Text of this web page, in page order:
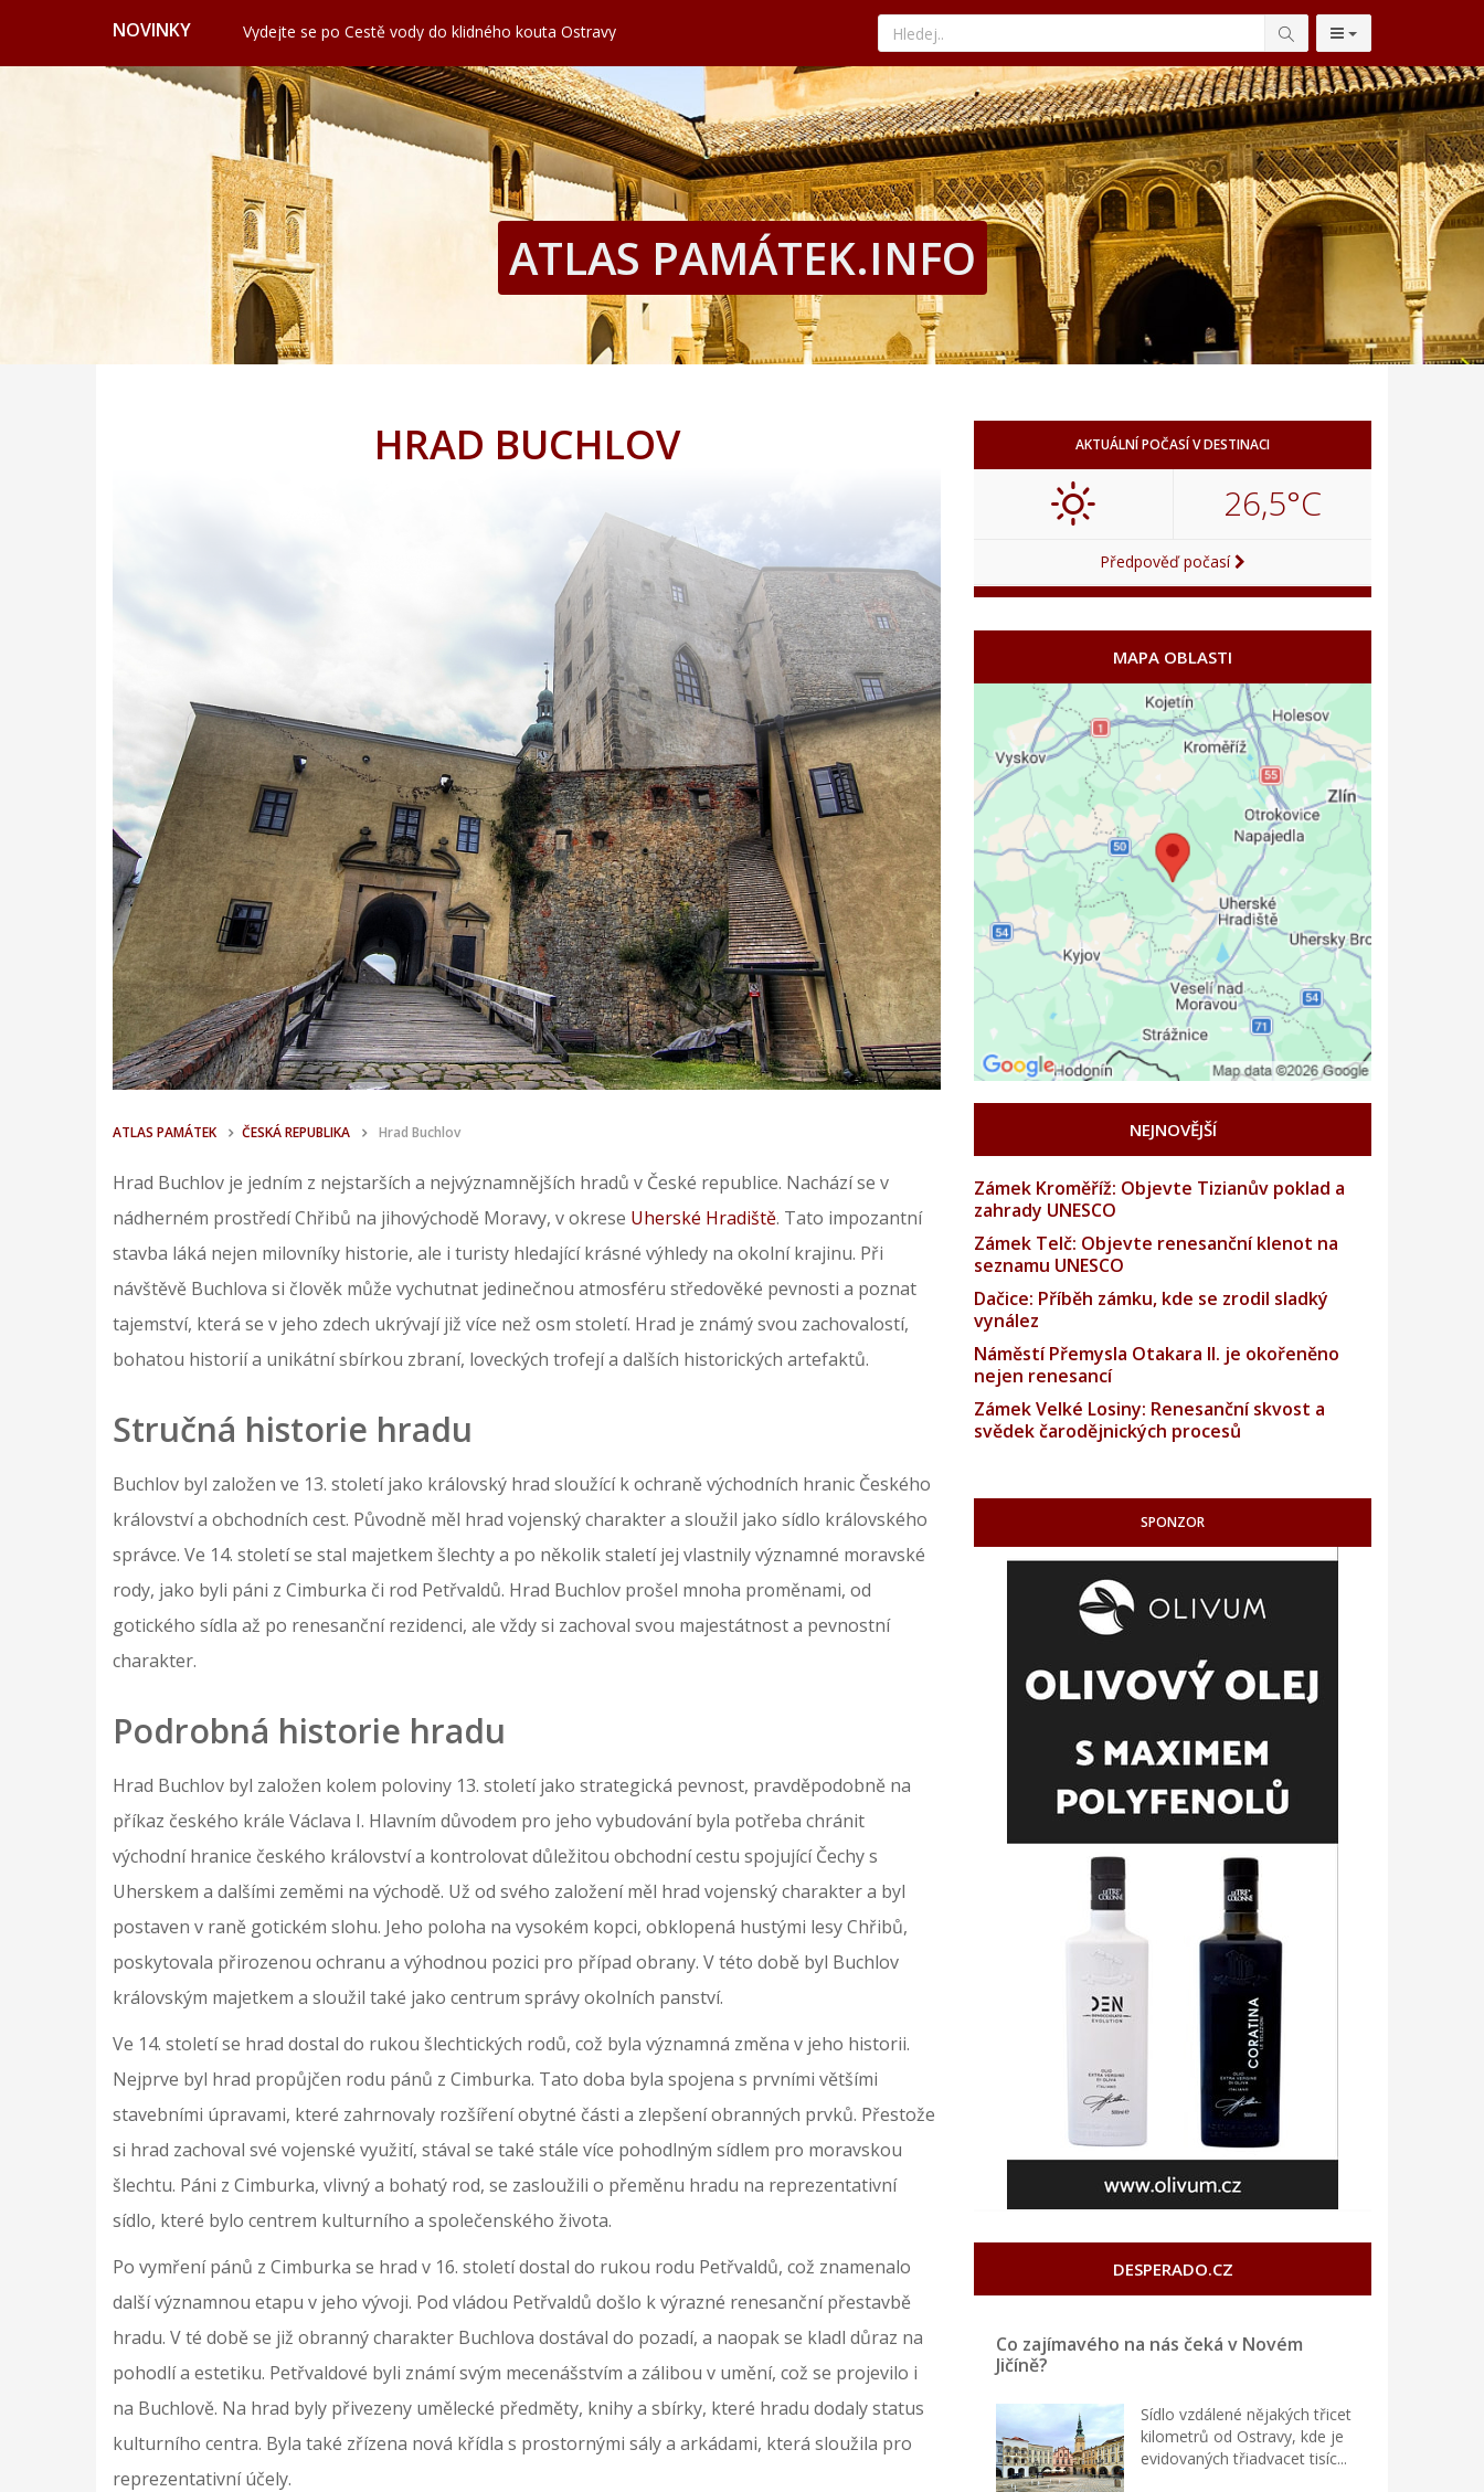
NOVINKY
Vydejte se po Cestě vody do klidného kouta Ostravy
Cervione: Skrytý balkon Korsiky nad tyrkysovým mořem
Ekonomické cestování: Kdy a kde hledat ty nejvýhodnější nabídky
Svatojánská věž ve Frýdku nabízí výhled, historii i současné umění
Nashville: Hudební srdce Ameriky
Vydejte se po Cestě vody do klidného kouta Ostravy
Valencie: Město, kde futurismus potkává tradici a nejlepší paellu
Cervione: Skrytý balkon Korsiky nad tyrkysovým mořem
Ekonomické cestování: Kdy a kde hledat ty nejvýhodnější nabídkyATLAS PAMÁTEK.INFO
HRAD BUCHLOV
ATLAS PAMÁTEK ČESKÁ REPUBLIKA Hrad Buchlov
Hrad Buchlov je jedním z nejstarších a nejvýznamnějších hradů v České republice. Nachází se v
nádherném prostředí Chřibů na jihovýchodě Moravy, v okrese Uherské Hradiště. Tato impozantní
stavba láká nejen milovníky historie, ale i turisty hledající krásné výhledy na okolní krajinu. Při
návštěvě Buchlova si člověk může vychutnat jedinečnou atmosféru středověké pevnosti a poznat
tajemství, která se v jeho zdech ukrývají již více než osm století. Hrad je známý svou zachovalostí,
bohatou historií a unikátní sbírkou zbraní, loveckých trofejí a dalších historických artefaktů.
Stručná historie hradu
Buchlov byl založen ve 13. století jako královský hrad sloužící k ochraně východních hranic Českého
království a obchodních cest. Původně měl hrad vojenský charakter a sloužil jako sídlo královského
správce. Ve 14. století se stal majetkem šlechty a po několik staletí jej vlastnily významné moravské
rody, jako byli páni z Cimburka či rod Petřvaldů. Hrad Buchlov prošel mnoha proměnami, od
gotického sídla až po renesanční rezidenci, ale vždy si zachoval svou majestátnost a pevnostní
charakter.
Podrobná historie hradu
Hrad Buchlov byl založen kolem poloviny 13. století jako strategická pevnost, pravděpodobně na
příkaz českého krále Václava I. Hlavním důvodem pro jeho vybudování byla potřeba chránit
východní hranice českého království a kontrolovat důležitou obchodní cestu spojující Čechy s
Uherskem a dalšími zeměmi na východě. Už od svého založení měl hrad vojenský charakter a byl
postaven v raně gotickém slohu. Jeho poloha na vysokém kopci, obklopená hustými lesy Chřibů,
poskytovala přirozenou ochranu a výhodnou pozici pro případ obrany. V této době byl Buchlov
královským majetkem a sloužil také jako centrum správy okolních panství.
Ve 14. století se hrad dostal do rukou šlechtických rodů, což byla významná změna v jeho historii.
Nejprve byl hrad propůjčen rodu pánů z Cimburka. Tato doba byla spojena s prvními většími
stavebními úpravami, které zahrnovaly rozšíření obytné části a zlepšení obranných prvků. Přestože
si hrad zachoval své vojenské využití, stával se také stále více pohodlným sídlem pro moravskou
šlechtu. Páni z Cimburka, vlivný a bohatý rod, se zasloužili o přeměnu hradu na reprezentativní
sídlo, které bylo centrem kulturního a společenského života.
Po vymření pánů z Cimburka se hrad v 16. století dostal do rukou rodu Petřvaldů, což znamenalo
další významnou etapu v jeho vývoji. Pod vládou Petřvaldů došlo k výrazné renesanční přestavbě
hradu. V té době se již obranný charakter Buchlova dostával do pozadí, a naopak se kladl důraz na
pohodlí a estetiku. Petřvaldové byli známí svým mecenášstvím a zálibou v umění, což se projevilo i
na Buchlově. Na hrad byly přivezeny umělecké předměty, knihy a sbírky, které hradu dodaly status
kulturního centra. Byla také zřízena nová křídla s prostornými sály a arkádami, která sloužila pro
reprezentativní účely.
AKTUÁLNÍ POČASÍ V DESTINACI
26,5°C
Předpověď počasí
MAPA OBLASTI
NEJNOVĚJŠÍ
Zámek Kroměříž: Objevte Tizianův poklad a
zahrady UNESCO
Zámek Telč: Objevte renesanční klenot na
seznamu UNESCO
Dačice: Příběh zámku, kde se zrodil sladký
vynález
Náměstí Přemysla Otakara II. je okořeněno
nejen renesancí
Zámek Velké Losiny: Renesanční skvost a
svědek čarodějnických procesů
SPONZOR
DESPERADO.CZ
Co zajímavého na nás čeká v Novém
Jičíně?
Sídlo vzdálené nějakých třicet
kilometrů od Ostravy, kde je
evidovaných třiadvacet tisíc...